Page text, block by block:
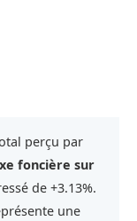
perçu par
foncière sur
de +3.13%.
une